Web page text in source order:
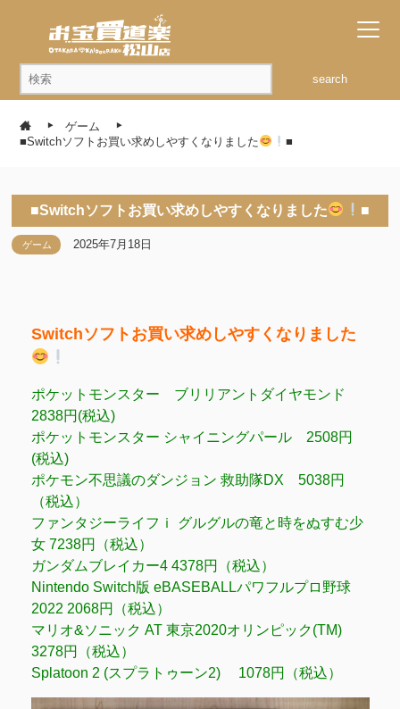
search
ゲーム
■Switchソフトお買い求めしやすくなりました
■
■Switchソフトお買い求めしやすくなりました ■
ゲーム 2025年7月18日
Switchソフトお買い求めしやすくなりました
ポケットモンスター ブリリアントダイヤモンド
2838円(税込)
ポケットモンスター シャイニングパール 2508円
(税込)
ポケモン不思議のダンジョン 救助隊DX 5038円
（税込）
ファンタジーライフｉ グルグルの竜と時をぬすむ少
女 7238円（税込）
ガンダムブレイカー4 4378円（税込）
Nintendo Switch版 eBASEBALLパワフルプロ野球
2022 2068円（税込）
マリオ&ソニック AT 東京2020オリンピック(TM)
3278円（税込）
Splatoon 2 (スプラトゥーン2) 1078円（税込）